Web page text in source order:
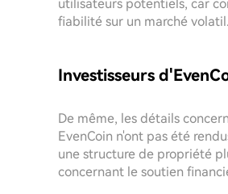
utilisateurs potentiels, car
fiabilité sur un marché volatil.
Investisseurs
De même, les détails
EvenCoin n'ont pas été
une structure de propriété
concernant le soutien